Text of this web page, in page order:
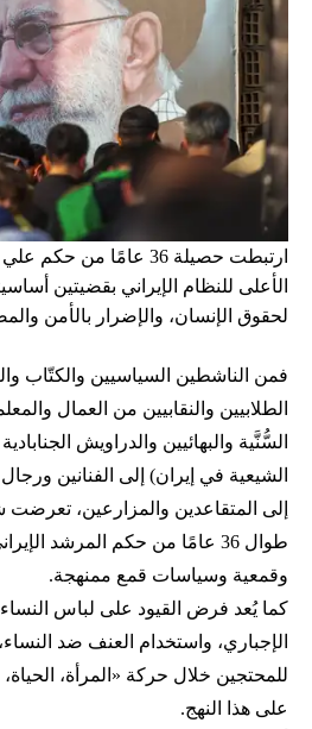
ارتبطت حصيلة 36 عامًا
الأعلى للنظام الإيراني بقضيتين
لحقوق الإنسان، والإضرار بالأمن
فمن الناشطين السياسيين والكتّاب
الطلابيين والنقابيين من العمال
السُّنَّية والبهائيين والدراويش
الشيعية في إيران) إلى الفنانين
إلى المتقاعدين والمزارعين، تعرضت
طوال 36 عامًا من حكم المرشد
وقمعية وسياسات قمع ممنهجة.
كما يُعد فرض القيود على لباس
الإجباري، واستخدام العنف ضد
للمحتجين خلال حركة «المرأة، الحياة،
على هذا النهج.